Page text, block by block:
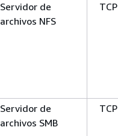
Servidor de
archivos NFS
TCP
Servidor de
archivos SMB
TCP